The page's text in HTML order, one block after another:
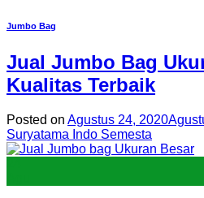
Jumbo Bag
Jual Jumbo Bag
Kualitas Terbaik
Posted on Agustus 24, 2020
Suryatama Indo Semesta